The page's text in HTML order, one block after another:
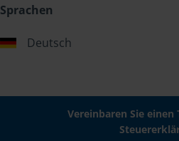
Sprachen
Deutsch
Vereinbaren Sie